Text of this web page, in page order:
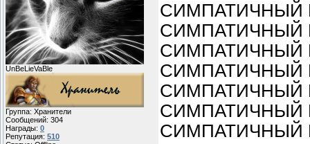
UnBeLieVaBle
Группа: Хранители
Сообщений: 304
Награды: 0
Репутация: 510
СИМПАТИЧНЫЙ
СИМПАТИЧНЫЙ
СИМПАТИЧНЫЙ
СИМПАТИЧНЫЙ
СИМПАТИЧНЫЙ
СИМПАТИЧНЫЙ
СИМПАТИЧНЫЙ